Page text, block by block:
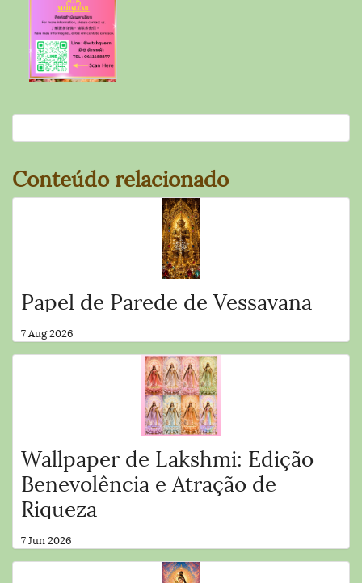
Conteúdo relacionado
Papel de Parede de Vessavana
7 Aug 2026
Wallpaper de Lakshmi: Edição
Benevolência e Atração de
Riqueza
7 Jun 2026